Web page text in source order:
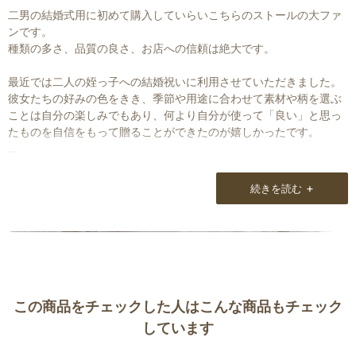
二男の結婚式用に初めて購入していらいこちらのストールの大ファ
ンです。
種類の多さ、品質の良さ、お店への信頼は絶大です。
最近では二人の姪っ子への結婚祝いに利用させていただきました。
彼女たちの好みの色をきき、季節や用途に合わせて素材や柄を選ぶ
ことは自分の楽しみでもあり、何より自分が使って「良い」と思っ
たものを自信をもって贈ることができたのが嬉しかったです。
次は仲の良い友人の娘さんが来夏、結婚されるのでその時に利用さ
続きを読む +
この商品をチェックした人はこんな商品もチェック
しています